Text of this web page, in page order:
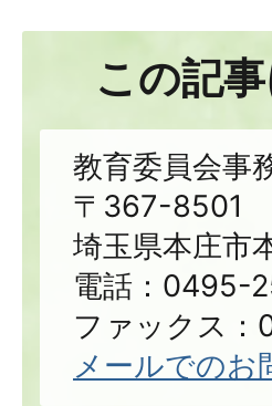
この記
教育委員会事
〒367-8501
埼玉県本庄市
電話：0495-
ファックス
メールでのお